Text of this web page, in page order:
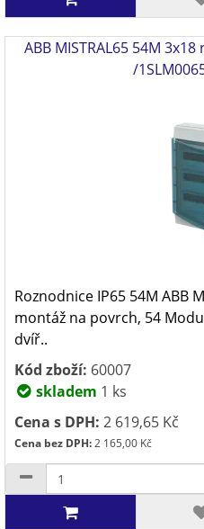
ABB MISTRAL65 54M
/
Roznodnice IP65 54M ABB
montáž na povrch, 54
dvíř..
Kód zboží: 60007
skladem 1 ks
Cena s DPH: 2 619,65 Kč
Cena bez DPH:2 165,00 Kč